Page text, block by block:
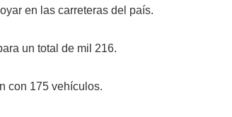
en las carreteras del país.
un total de mil 216.
con 175 vehículos.